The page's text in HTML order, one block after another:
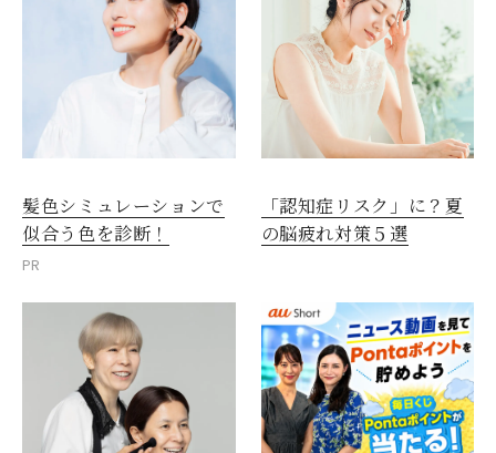
髪色シミュレーションで
似合う色を診断！
PR
「認知症リスク」に？夏
の脳疲れ対策５選